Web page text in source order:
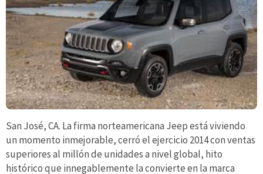
San José, CA. La firma norteamericana Jeep está viviendo
un momento inmejorable, cerró el ejercicio 2014 con ventas
superiores al millón de unidades a nivel global, hito
histórico que innegablemente la convierte en la marca